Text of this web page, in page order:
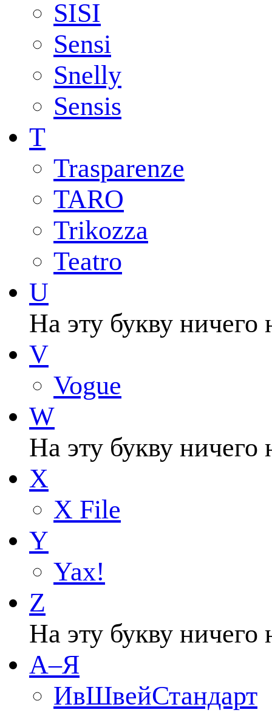
SISI
Sensi
Snelly
Sensis
T
Trasparenze
TARO
Trikozza
Teatro
U
На эту букву ничего
V
Vogue
W
На эту букву ничего
X
X File
Y
Yax!
Z
На эту букву ничего
А–Я
ИвШвейСтандарт